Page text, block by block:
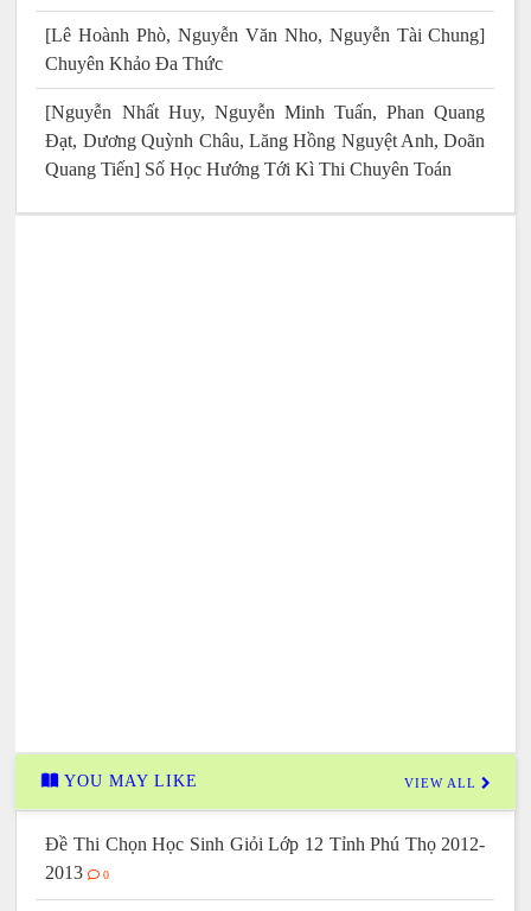
[Lê Hoành Phò, Nguyễn Văn Nho, Nguyễn Tài Chung]
Chuyên Khảo Đa Thức
[Nguyễn Nhất Huy, Nguyễn Minh Tuấn, Phan Quang
Đạt, Dương Quỳnh Châu, Lăng Hồng Nguyệt Anh, Doãn
Quang Tiến] Số Học Hướng Tới Kì Thi Chuyên Toán
YOU MAY LIKE VIEW ALL
Đề Thi Chọn Học Sinh Giỏi Lớp 12 Tỉnh Phú Thọ 2012-
2013
0